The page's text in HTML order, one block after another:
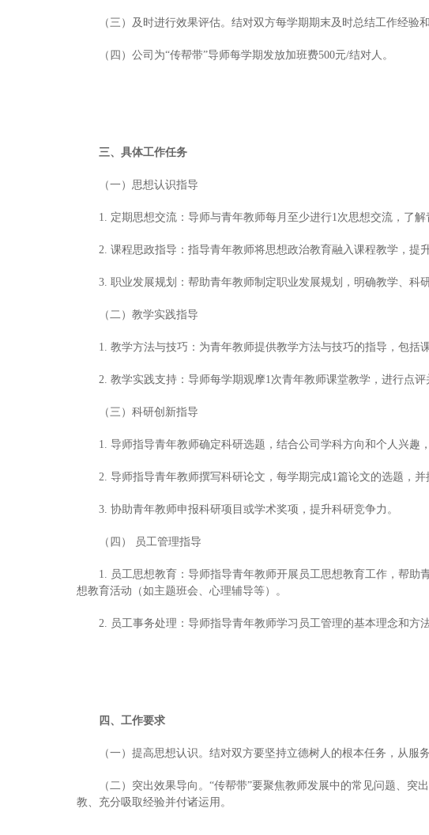
（三）及时进行效果评估。结对双方每学期期末及时总结工作经验
（四）公司为“传帮带”导师每学期发放加班费500元/结对人。
三、具体工作任务
（一）思想认识指导
1. 定期思想交流：导师与青年教师每月至少进行1次思想交流，了
2. 课程思政指导：指导青年教师将思想政治教育融入课程教学，提
3. 职业发展规划：帮助青年教师制定职业发展规划，明确教学、科
（二）教学实践指导
1. 教学方法与技巧：为青年教师提供教学方法与技巧的指导，包括
2. 教学实践支持：导师每学期观摩1次青年教师课堂教学，进行点
（三）科研创新指导
1. 导师指导青年教师确定科研选题，结合公司学科方向和个人兴趣
2. 导师指导青年教师撰写科研论文，每学期完成1篇论文的选题，并
3. 协助青年教师申报科研项目或学术奖项，提升科研竞争力。
（四） 员工管理指导
1. 员工思想教育：导师指导青年教师开展员工思想教育工作，帮
想教育活动（如主题班会、心理辅导等）。
2. 员工事务处理：导师指导青年教师学习员工管理的基本理念和方
四、工作要求
（一）提高思想认识。结对双方要坚持立德树人的根本任务，从服
（二）突出效果导向。“传帮带”要聚焦教师发展中的常见问题、
教、充分吸取经验并付诸运用。